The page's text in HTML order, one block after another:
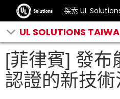
探索 UL
UL SOLUTIONS
[菲律賓] 發布
認證的新技術